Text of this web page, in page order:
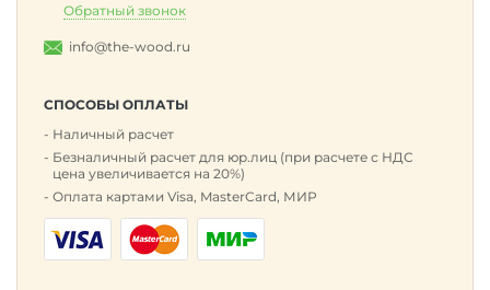
Обратный звонок
info@the-wood.ru
СПОСОБЫ ОПЛАТЫ
Наличный расчет
Безналичный расчет для юр.лиц (при расчете с НДС
цена увеличивается на 20%)
Оплата картами Visa, MasterCard, МИР